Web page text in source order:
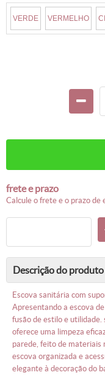
VERDE VERMELHO
frete e prazo
calcule o frete e o prazo
descrição do produto
escova sanitária com
apresentando a escova de vaso sanitário com suporte de parede: uma
fusão de estilo e
oferece uma limpeza
parede, feito de materiais
escova organizada e
elegante à decoração do